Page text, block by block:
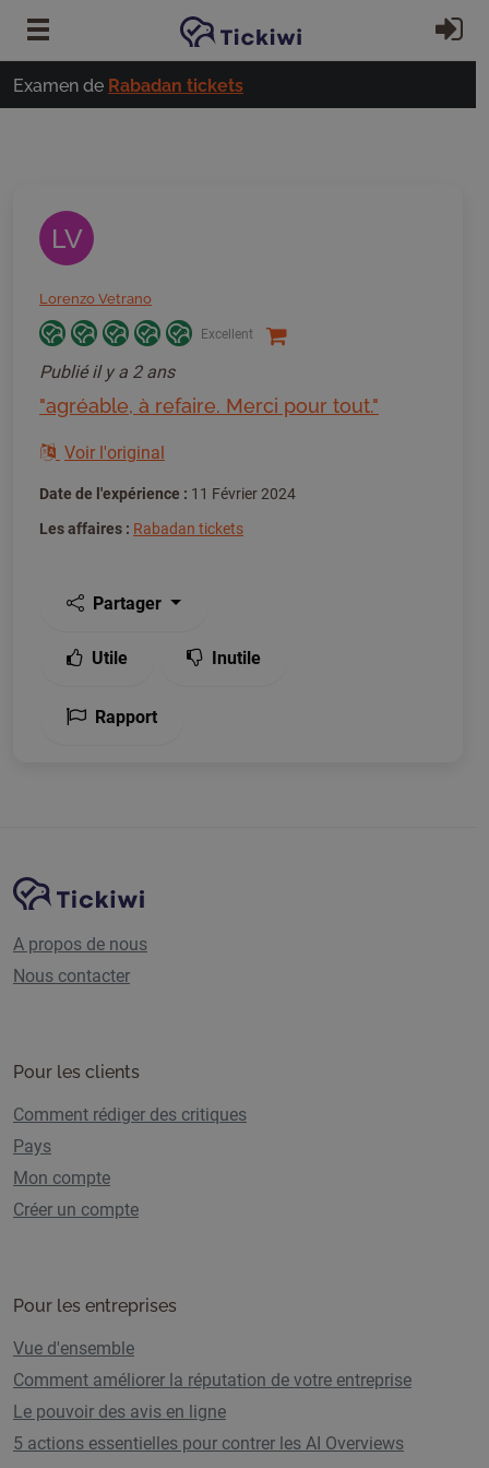
Passer au contenu principal
Examen de Rabadan tickets
LV
Lorenzo Vetrano
Excellent
Publiéil y a 2 ans
"agréable, à refaire. Merci pour tout."
Voir l'original
Date de l'expérience : 11 Février 2024
Les affaires : Rabadan tickets
Partager
Utile Inutile
Rapport
Navigation du sitePlate-forme Tickiwi
A propos de nous
Nous contacter
Pour les clients
Comment rédiger des critiques
Pays
Mon compte
Créer un compte
Pour les entreprises
Vue d'ensemble
Comment améliorer la réputation de votre entreprise
Le pouvoir des avis en ligne
5 actions essentielles pour contrer les AI Overviews